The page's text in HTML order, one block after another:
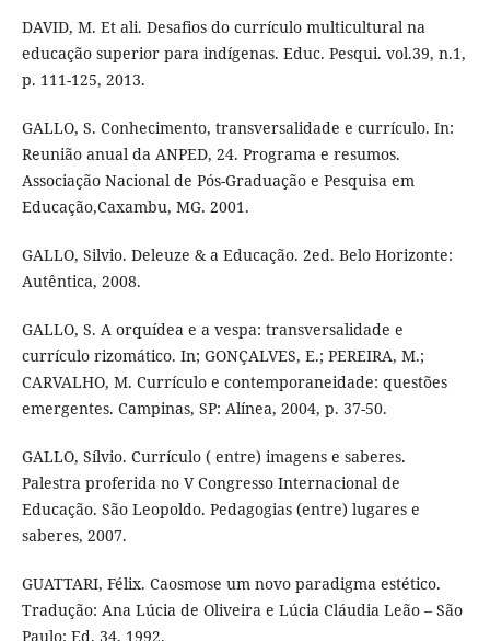
DAVID, M. Et ali. Desafios do currículo multicultural na
educação superior para indígenas. Educ. Pesqui. vol.39, n.1,
p. 111-125, 2013.
GALLO, S. Conhecimento, transversalidade e currículo. In:
Reunião anual da ANPED, 24. Programa e resumos.
Associação Nacional de Pós-Graduação e Pesquisa em
Educação,Caxambu, MG. 2001.
GALLO, Silvio. Deleuze & a Educação. 2ed. Belo Horizonte:
Autêntica, 2008.
GALLO, S. A orquídea e a vespa: transversalidade e
currículo rizomático. In; GONÇALVES, E.; PEREIRA, M.;
CARVALHO, M. Currículo e contemporaneidade: questões
emergentes. Campinas, SP: Alínea, 2004, p. 37-50.
GALLO, Sílvio. Currículo ( entre) imagens e saberes.
Palestra proferida no V Congresso Internacional de
Educação. São Leopoldo. Pedagogias (entre) lugares e
saberes, 2007.
GUATTARI, Félix. Caosmose um novo paradigma estético.
Tradução: Ana Lúcia de Oliveira e Lúcia Cláudia Leão – São
Paulo: Ed. 34, 1992.